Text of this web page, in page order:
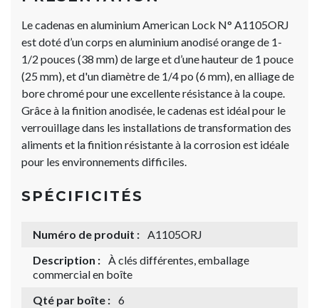
Le cadenas en aluminium American Lock N° A1105ORJ
est doté d’un corps en aluminium anodisé orange de 1-
1/2 pouces (38 mm) de large et d’une hauteur de 1 pouce
(25 mm), et d'un diamètre de 1/4 po (6 mm), en alliage de
bore chromé pour une excellente résistance à la coupe.
Grâce à la finition anodisée, le cadenas est idéal pour le
verrouillage dans les installations de transformation des
aliments et la finition résistante à la corrosion est idéale
pour les environnements difficiles.
SPÉCIFICITÉS
Numéro de produit : A1105ORJ
Description : À clés différentes, emballage
commercial en boîte
Qté par boîte : 6